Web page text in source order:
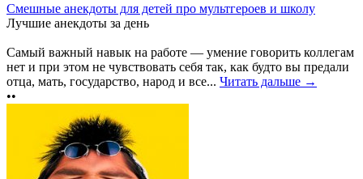
Смешные анекдоты для детей про мультгероев и школу
Лучшие анекдоты за день
Самый важный навык на работе — умение говорить коллегам
нет и при этом не чувствовать себя так, как будто вы предали
отца, мать, государство, народ и все... Читать дальше →
••